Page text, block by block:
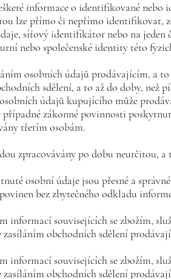
informace o identifikované
lze přímo či nepřímo
síťový identifikátor nebo na jeden
nebo společenské identity této
osobních údajů prodávajícím, a
sdělení, a to až do doby, než
údajů kupujícího může
zákonné povinnosti
třetím osobám.
zpracovávány po dobu neurčitou,
osobní údaje jsou přesné a
bez zbytečného odkladu
informací souvisejících se zbožím,
zasíláním obchodních sdělení
informací souvisejících se zbožím,
zasíláním obchodních sdělení